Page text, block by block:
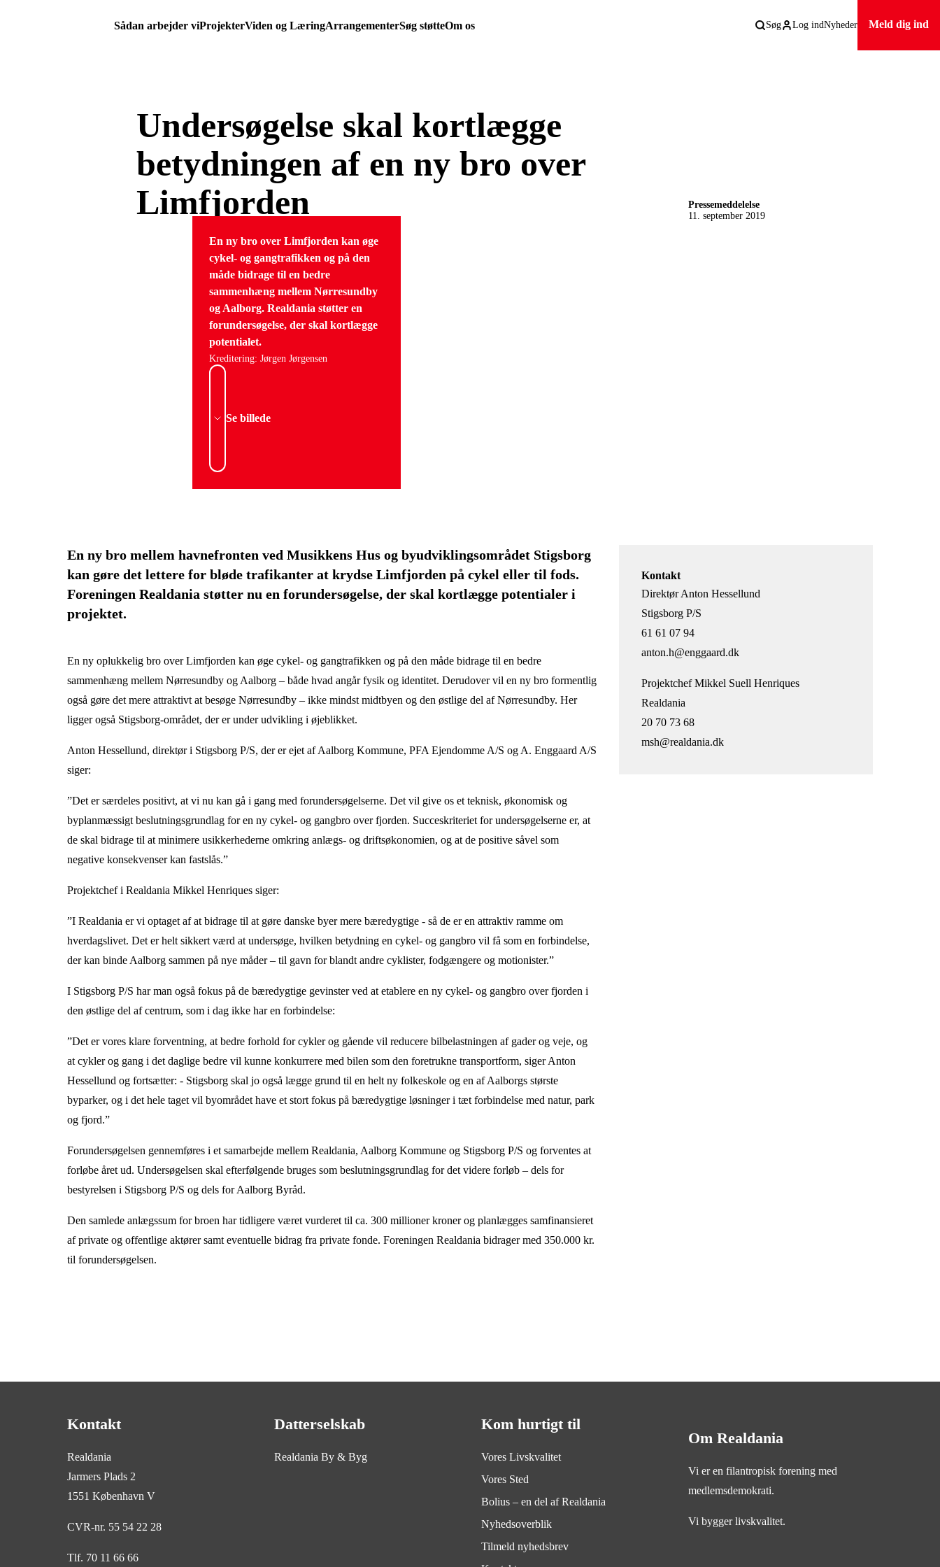
Sådan arbejder viProjekterViden og LæringArrangementerSøg støtteOm os Søg Log indNyheder Meld dig ind
Undersøgelse skal kortlægge
betydningen af en ny bro over
Limfjorden
Pressemeddelelse
11. september 2019
En ny bro over Limfjorden kan øge
cykel- og gangtrafikken og på den
måde bidrage til en bedre
sammenhæng mellem Nørresundby
og Aalborg. Realdania støtter en
forundersøgelse, der skal kortlægge
potentialet.
Kreditering: Jørgen Jørgensen
Se billede
En ny bro mellem havnefronten ved Musikkens Hus og byudviklingsområdet Stigsborg
kan gøre det lettere for bløde trafikanter at krydse Limfjorden på cykel eller til fods.
Foreningen Realdania støtter nu en forundersøgelse, der skal kortlægge potentialer i
projektet.
En ny oplukkelig bro over Limfjorden kan øge cykel- og gangtrafikken og på den måde bidrage til en bedre
sammenhæng mellem Nørresundby og Aalborg – både hvad angår fysik og identitet. Derudover vil en ny bro formentlig
også gøre det mere attraktivt at besøge Nørresundby – ikke mindst midtbyen og den østlige del af Nørresundby. Her
ligger også Stigsborg-området, der er under udvikling i øjeblikket.
Anton Hessellund, direktør i Stigsborg P/S, der er ejet af Aalborg Kommune, PFA Ejendomme A/S og A. Enggaard A/S
siger:
”Det er særdeles positivt, at vi nu kan gå i gang med forundersøgelserne. Det vil give os et teknisk, økonomisk og
byplanmæssigt beslutningsgrundlag for en ny cykel- og gangbro over fjorden. Succeskriteriet for undersøgelserne er, at
de skal bidrage til at minimere usikkerhederne omkring anlægs- og driftsøkonomien, og at de positive såvel som
negative konsekvenser kan fastslås.”
Projektchef i Realdania Mikkel Henriques siger:
”I Realdania er vi optaget af at bidrage til at gøre danske byer mere bæredygtige - så de er en attraktiv ramme om
hverdagslivet. Det er helt sikkert værd at undersøge, hvilken betydning en cykel- og gangbro vil få som en forbindelse,
der kan binde Aalborg sammen på nye måder – til gavn for blandt andre cyklister, fodgængere og motionister.”
I Stigsborg P/S har man også fokus på de bæredygtige gevinster ved at etablere en ny cykel- og gangbro over fjorden i
den østlige del af centrum, som i dag ikke har en forbindelse:
”Det er vores klare forventning, at bedre forhold for cykler og gående vil reducere bilbelastningen af gader og veje, og
at cykler og gang i det daglige bedre vil kunne konkurrere med bilen som den foretrukne transportform, siger Anton
Hessellund og fortsætter: - Stigsborg skal jo også lægge grund til en helt ny folkeskole og en af Aalborgs største
byparker, og i det hele taget vil byområdet have et stort fokus på bæredygtige løsninger i tæt forbindelse med natur, park
og fjord.”
Forundersøgelsen gennemføres i et samarbejde mellem Realdania, Aalborg Kommune og Stigsborg P/S og forventes at
forløbe året ud. Undersøgelsen skal efterfølgende bruges som beslutningsgrundlag for det videre forløb – dels for
bestyrelsen i Stigsborg P/S og dels for Aalborg Byråd.
Den samlede anlægssum for broen har tidligere været vurderet til ca. 300 millioner kroner og planlægges samfinansieret
af private og offentlige aktører samt eventuelle bidrag fra private fonde. Foreningen Realdania bidrager med 350.000 kr.
til forundersøgelsen.
Kontakt
Direktør Anton Hessellund
Stigsborg P/S
61 61 07 94
anton.h@enggaard.dk
Projektchef Mikkel Suell Henriques
Realdania
20 70 73 68
msh@realdania.dk
Kontakt
Realdania
Jarmers Plads 2
1551 København V
CVR-nr. 55 54 22 28
Tlf. 70 11 66 66
Datterselskab
Realdania By & Byg
Kom hurtigt til
Vores Livskvalitet
Vores Sted
Bolius – en del af Realdania
Nyhedsoverblik
Tilmeld nyhedsbrev
Om Realdania
Vi er en filantropisk forening med
medlemsdemokrati.
Vi bygger livskvalitet.